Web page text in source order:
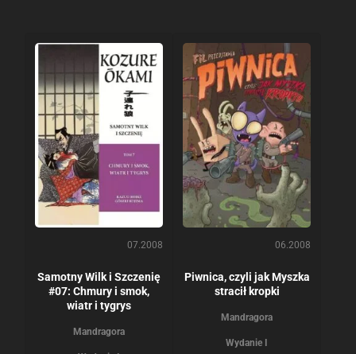
07.2008
Samotny Wilk i Szczenię
#07: Chmury i smok,
wiatr i tygrys
Mandragora
06.2008
Piwnica, czyli jak Myszka
stracił kropki
Mandragora
Wydanie I